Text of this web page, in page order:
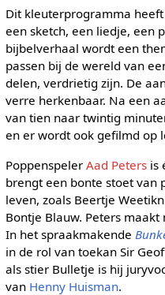
Dit kleuterprogramma
een sketch, een liedje, een
bijbelverhaal wordt een
passen bij de wereld van
delen, verdrietig zijn. De
verre herkenbaar. Na een
van tien naar twintig
en er wordt ook gefilmd op
Poppenspeler Aad Petersis
brengt een bonte stoet van
leven, zoals Beertje
Bontje Blauw. Peters
In het spraakmakende
in de rol van toekan Sir
als stier Bulletje is hij
van Henny Huisman.